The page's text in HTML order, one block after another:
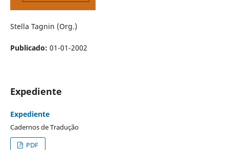
Stella Tagnin (Org.)
Publicado: 01-01-2002
Expediente
Expediente
Cadernos de Tradução
PDF